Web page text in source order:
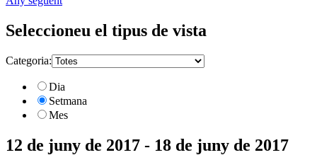
Seleccioneu el tipus de vista
Categoria:
Dia
Setmana
Mes
12 de juny de 2017 - 18 de juny de 2017